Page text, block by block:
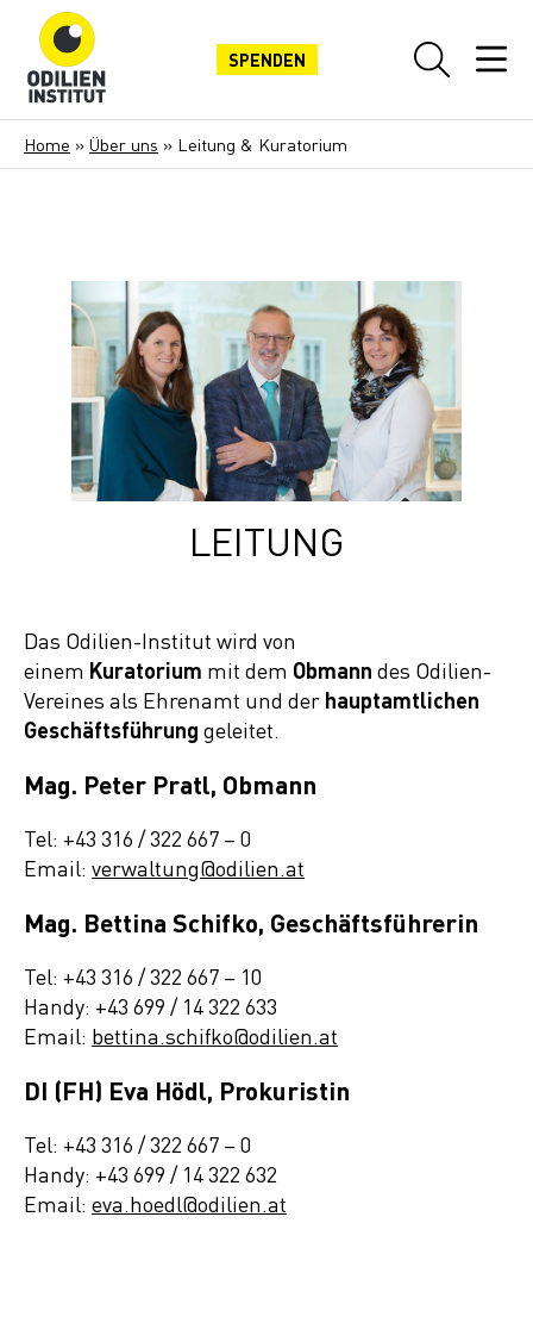
SPENDEN
Home » Über uns » Leitung & Kuratorium
LEITUNG
Das Odilien-Institut wird von
einem Kuratorium mit dem Obmann des Odilien-
Vereines als Ehrenamt und der hauptamtlichen
Geschäftsführung geleitet.
Mag. Peter Pratl, Obmann
Tel: +43 316 / 322 667 – 0
Email: verwaltung@odilien.at
Mag. Bettina Schifko, Geschäftsführerin
Tel: +43 316 / 322 667 – 10
Handy: +43 699 / 14 322 633
Email: bettina.schifko@odilien.at
DI (FH) Eva Hödl, Prokuristin
Tel: +43 316 / 322 667 – 0
Handy: +43 699 / 14 322 632
Email: eva.hoedl@odilien.at